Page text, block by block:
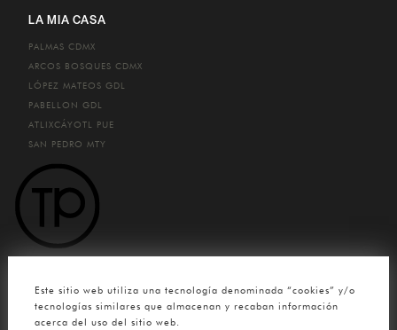
LA MIA CASA
PALMAS CDMX
ARCOS BOSQUES CDMX
LÓPEZ MATEOS GDL
PABELLON GDL
ATLIXCÁYOTL PUE
SAN PEDRO MTY
(33) 4780 0904
contacto@tuttopelle.mx
Este sitio web utiliza una tecnología denominada “cookies” y/o
tecnologías similares que almacenan y recaban información
acerca del uso del sitio web.